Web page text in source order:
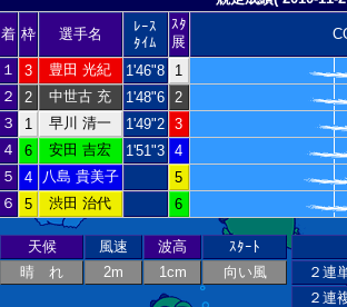
着 枠 選手名
ﾚｰｽ
ﾀｲﾑ
ｽﾀ
展
１ 3 豊田 光紀 1'46"8
1
２
2 中世古 充 1'48"6 2
３
1 早川 清一 1'49"2 3
４
6 安田 吉宏 1'51"3 4
５
4 八島 貴美子
5
６
5 渋田 治代 6
天候 風速 波高
ｽﾀｰﾄ
晴 れ
2m 1cm 向い風
２連
２連